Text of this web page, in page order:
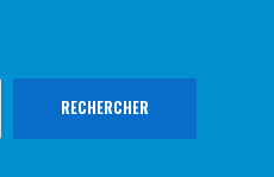
RECHERCHER